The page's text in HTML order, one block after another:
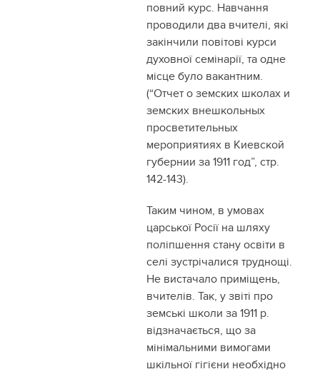
повний курс. Навчання
проводили два вчителі, які
закінчили повітові курси
духовної семінарії, та одне
місце було вакантним.
(“Отчет о земских школах и
земских внешкольных
просветительных
мероприятиях в Киевской
губернии за 1911 год”, стр.
142-143).
Таким чином, в умовах
царської Росії на шляху
поліпшення стану освіти в
селі зустрічалися труднощі.
Не вистачало приміщень,
вчителів. Так, у звіті про
земські школи за 1911 р.
відзначається, що за
мінімальними вимогами
шкільної гігієни необхідно